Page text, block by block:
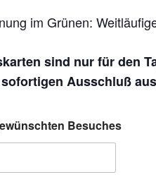
im Grünen:
sind nur für den
Ausschluß
Besuches